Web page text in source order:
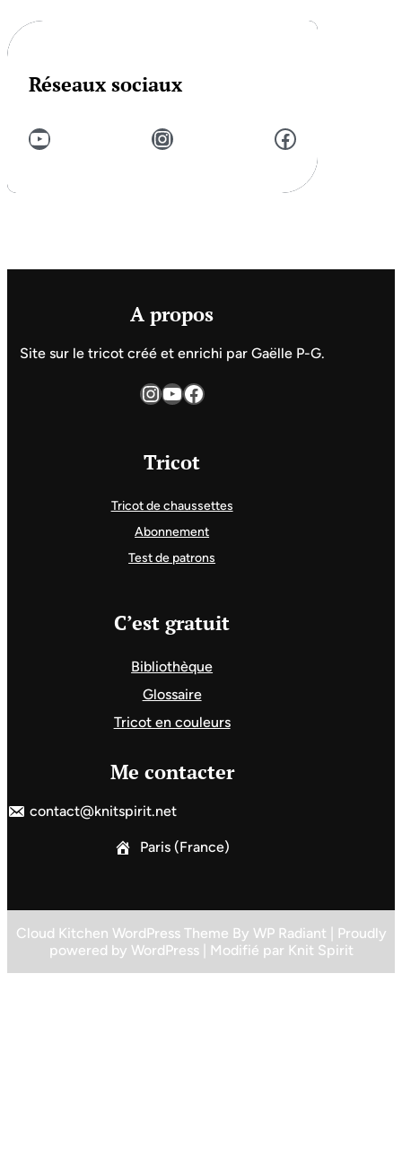
Réseaux sociaux
YouTube Instagram Facebook
A propos
Site sur le tricot créé et enrichi par Gaëlle P-G.
InstagramYouTube Facebook
Tricot
Tricot de chaussettes
Abonnement
Test de patrons
C’est gratuit
Bibliothèque
Glossaire
Tricot en couleurs
Me contacter
contact@knitspirit.net
Paris (France)
Cloud Kitchen WordPress Theme By WP Radiant | Proudly
powered by WordPress| Modifié par Knit Spirit